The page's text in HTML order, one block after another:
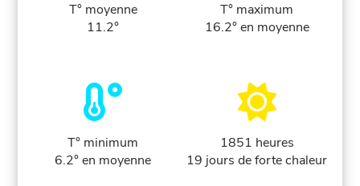
T° moyenne
11.2°
T° maximum
16.2° en moyenne
T° minimum
6.2° en moyenne
1851 heures
19 jours de forte chaleur